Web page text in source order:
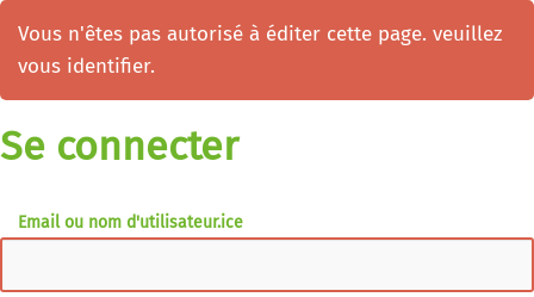
Vous n'êtes pas autorisé à éditer cette page. veuillez
vous identifier.
Se connecter
Email ou nom d'utilisateur.ice